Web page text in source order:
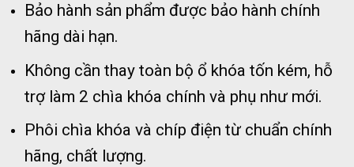
Bảo hành sản phẩm được bảo hành chính
hãng dài hạn.
Không cần thay toàn bộ ổ khóa tốn kém, hỗ
trợ làm 2 chìa khóa chính và phụ như mới.
Phôi chìa khóa và chíp điện từ chuẩn chính
hãng, chất lượng.